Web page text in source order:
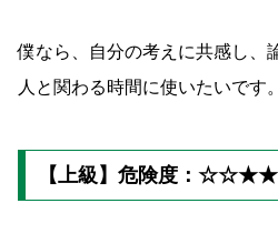
僕なら、自分の考えに共感し、
人と関わる時間に使いたいです。
【上級】危険度：